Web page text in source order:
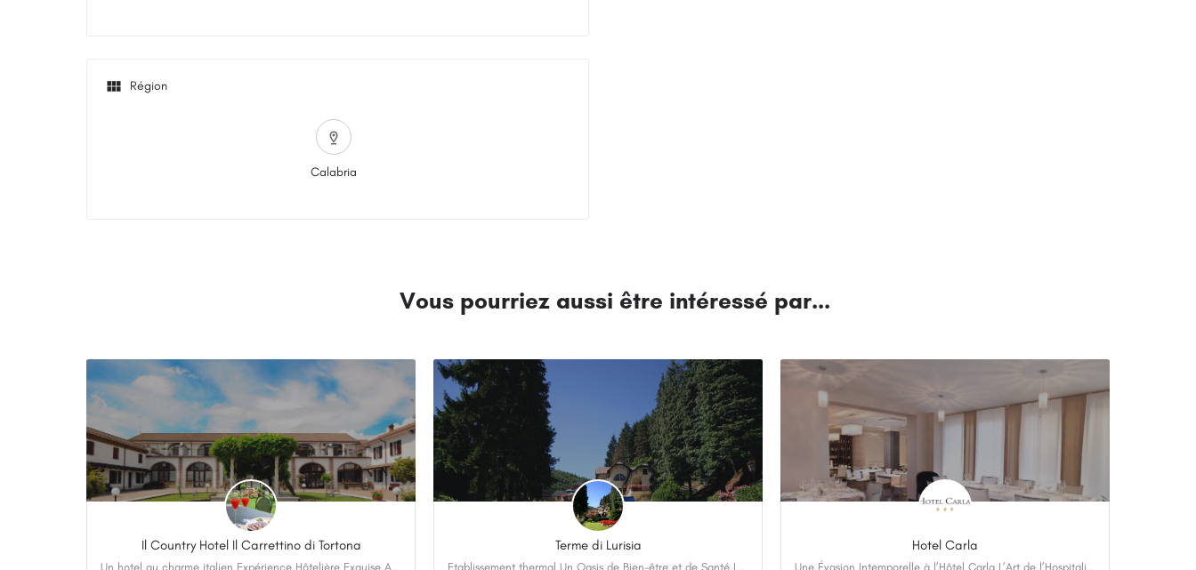
Calabria
Il Country Hotel Il Carrettino di Tortona
Un hotel au charme italien Expérience Hôtelière Exquise Au cœur de la région d’Alessandria en Italie,…
Terme di Lurisia
Etablissement thermal Un Oasis de Bien-être et de Santé Les Thermes de Lurisia, accréditées par le…
Hotel Carla
Une Évasion Intemporelle à l’Hôtel Carla L’Art de l’Hospitalité Familiale Depuis 1960 Depuis 1960,…